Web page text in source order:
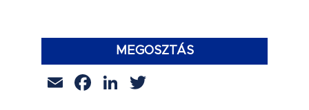
MEGOSZTÁS
EmailFacebook
LinkedIn